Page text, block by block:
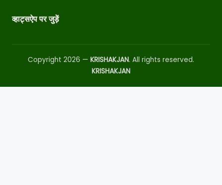
व्हाट्सऐप पर जुड़ें
Copyright 2026 — KRISHAKJAN. All rights reserved.
KRISHAKJAN